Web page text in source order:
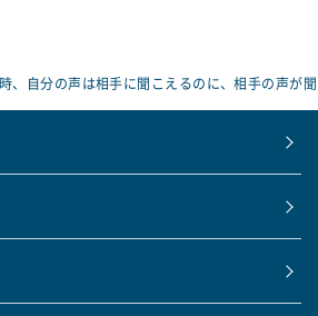
、自分の声は相手に聞こえるのに、相手の声が